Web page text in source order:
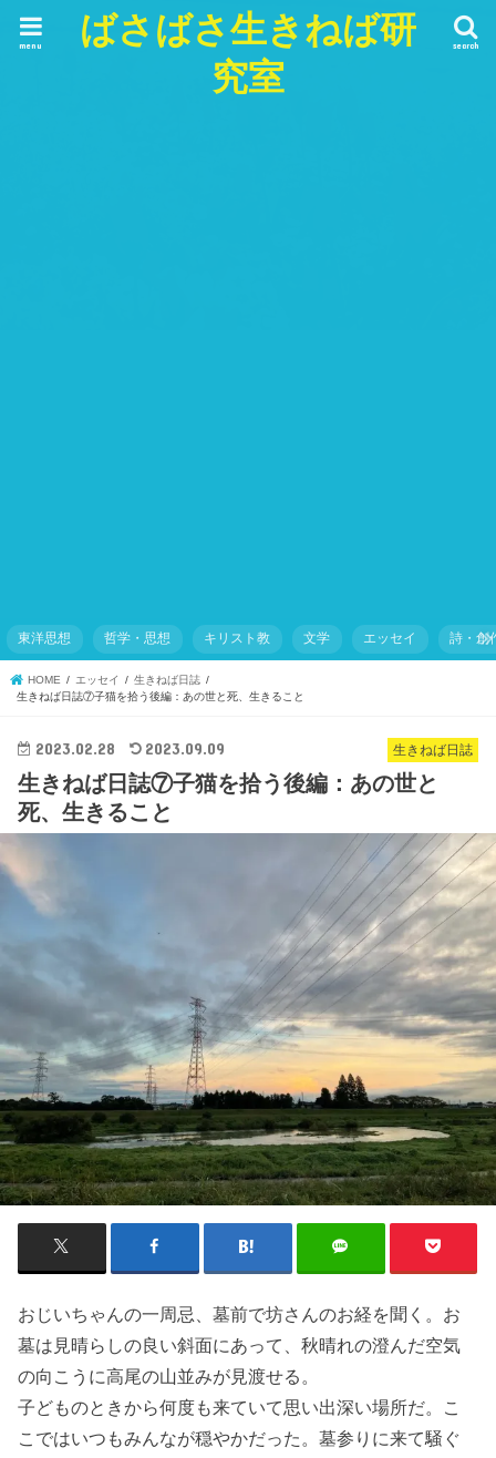
ばさばさ生きねば研
究室
search
menu
東洋思想 哲学・思想 キリスト教 文学 エッセイ 詩・創
HOME エッセイ
生きねば日誌
生きねば日誌⑦子猫を拾う後編：あの世と死、生きること
生きねば日誌
2023.02.28 2023.09.09
生きねば日誌⑦子猫を拾う後編：あの世と
死、生きること
おじいちゃんの一周忌、墓前で坊さんのお経を聞く。お
墓は見晴らしの良い斜面にあって、秋晴れの澄んだ空気
の向こうに高尾の山並みが見渡せる。
子どものときから何度も来ていて思い出深い場所だ。こ
こではいつもみんなが穏やかだった。墓参りに来て騒ぐ